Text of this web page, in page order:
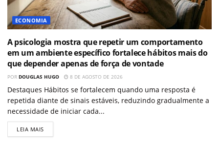
ECONOMIA
A psicologia mostra que repetir um comportamento
em um ambiente específico fortalece hábitos mais do
que depender apenas de força de vontade
POR DOUGLAS HUGO 8 DE AGOSTO DE 2026
Destaques Hábitos se fortalecem quando uma resposta é
repetida diante de sinais estáveis, reduzindo gradualmente a
necessidade de iniciar cada...
LEIA MAIS